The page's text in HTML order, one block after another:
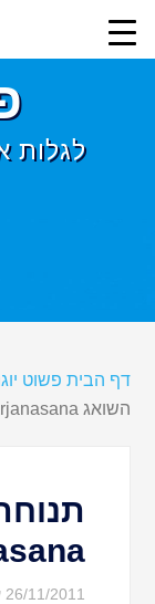
לגלות
דף הבית פשוט
השואג Simhagarjanasana
26/11/2011